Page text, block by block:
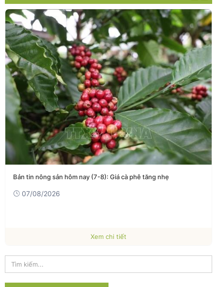
Bản tin nông sản hôm nay (7-8): Giá cà phê tăng nhẹ
07/08/2026
Xem chi tiết